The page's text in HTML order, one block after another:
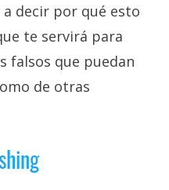
decir por qué esto
te servirá para
falsos que puedan
de otras